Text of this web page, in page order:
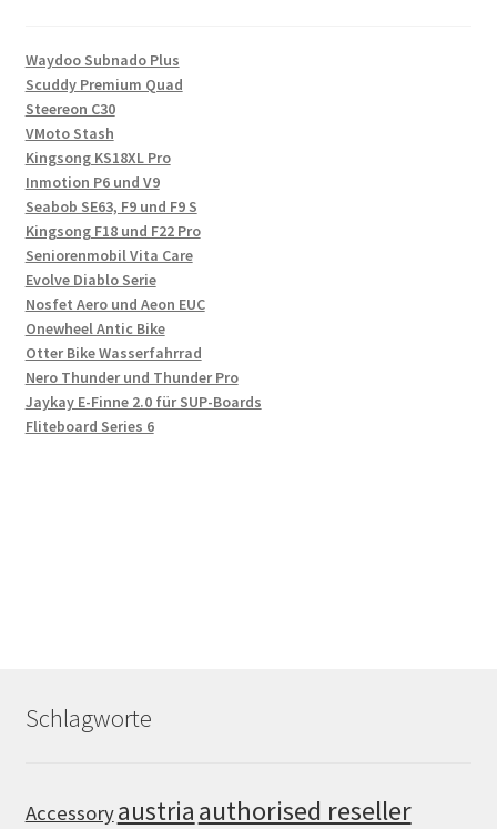
Waydoo Subnado Plus
Scuddy Premium Quad
Steereon C30
VMoto Stash
Kingsong KS18XL Pro
Inmotion P6 und V9
Seabob SE63, F9 und F9 S
Kingsong F18 und F22 Pro
Seniorenmobil Vita Care
Evolve Diablo Serie
Nosfet Aero und Aeon EUC
Onewheel Antic Bike
Otter Bike Wasserfahrrad
Nero Thunder und Thunder Pro
Jaykay E-Finne 2.0 für SUP-Boards
Fliteboard Series 6
Schlagworte
Accessoryaustria authorised reseller